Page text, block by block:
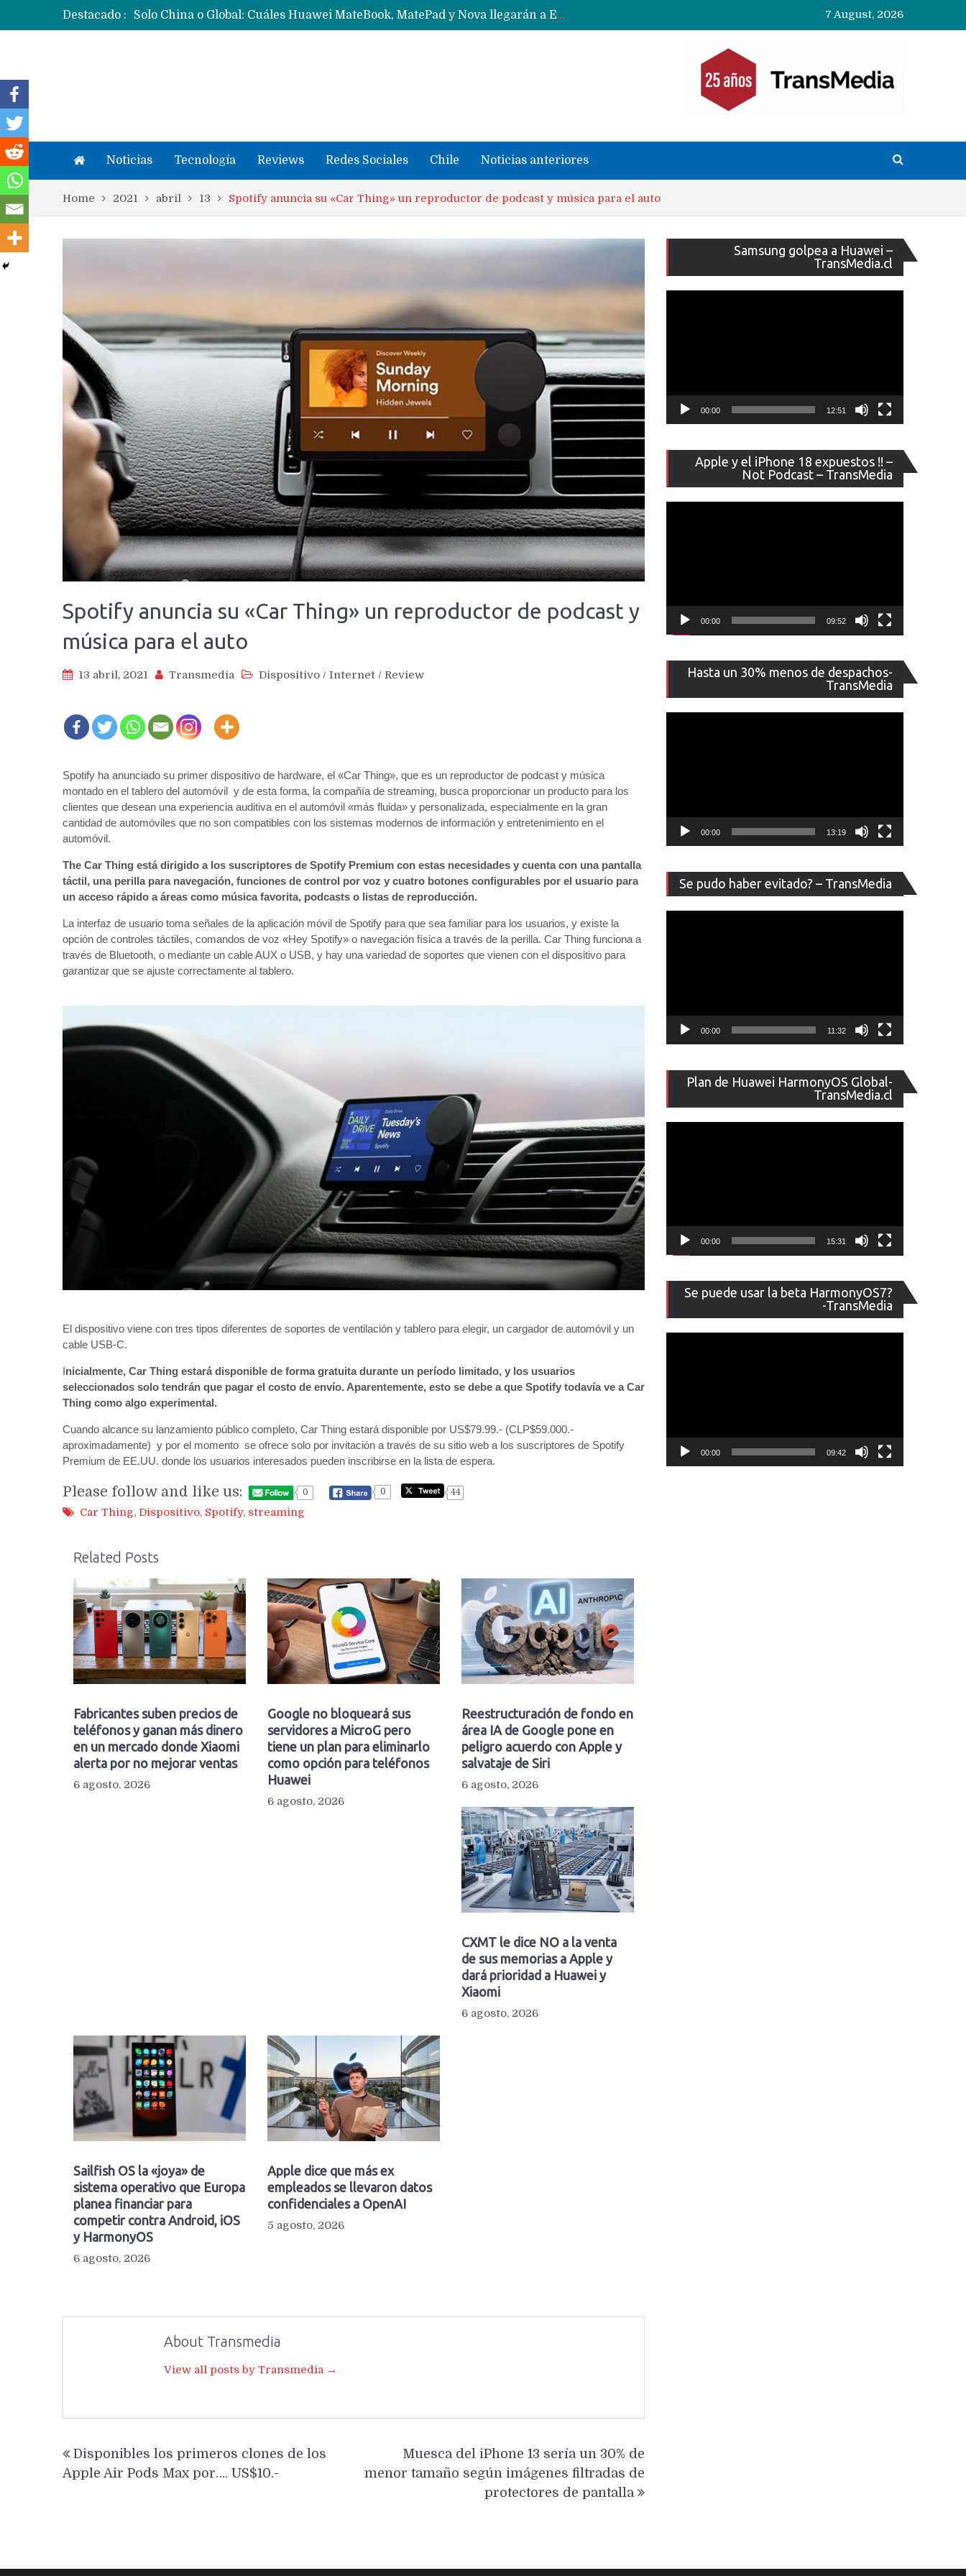
Destacado :
Data Centers de Huawei en Chile, México, Brasil,Perú y Argentina podrían verse afectados por arremetida de EE.UU
Fabricantes suben precios de teléfonos y ganan más dinero en un mercado donde Xiaomi alerta por no mejorar ventas
7 August, 2026
Noticias Tecnología Reviews Redes Sociales Chile Noticias anteriores
Home 2021 abril 13 Spotify anuncia su «Car Thing» un reproductor de podcast y música para el auto
Spotify anuncia su «Car Thing» un reproductor de podcast y
música para el auto
13 abril, 2021 Transmedia Dispositivo / Internet / Review
Spotify ha anunciado su primer dispositivo de hardware, el «Car Thing», que es un reproductor de podcast y música
montado en el tablero del automóvil y de esta forma, la compañía de streaming, busca proporcionar un producto para los
clientes que desean una experiencia auditiva en el automóvil «más fluida» y personalizada, especialmente en la gran
cantidad de automóviles que no son compatibles con los sistemas modernos de información y entretenimiento en el
automóvil.
The Car Thing está dirigido a los suscriptores de Spotify Premium con estas necesidades y cuenta con una pantalla
táctil, una perilla para navegación, funciones de control por voz y cuatro botones configurables por el usuario para
un acceso rápido a áreas como música favorita, podcasts o listas de reproducción.
La interfaz de usuario toma señales de la aplicación móvil de Spotify para que sea familiar para los usuarios, y existe la
opción de controles táctiles, comandos de voz «Hey Spotify» o navegación física a través de la perilla. Car Thing funciona a
través de Bluetooth, o mediante un cable AUX o USB, y hay una variedad de soportes que vienen con el dispositivo para
garantizar que se ajuste correctamente al tablero.
El dispositivo viene con tres tipos diferentes de soportes de ventilación y tablero para elegir, un cargador de automóvil y un
cable USB-C.
nicialmente, Car Thing estará disponible de forma gratuita durante un período limitado, y los usuarios
seleccionados solo tendrán que pagar el costo de envío. Aparentemente, esto se debe a que Spotify todavía ve a Car
Thing como algo experimental.
Cuando alcance su lanzamiento público completo, Car Thing estará disponible por US$79.99.- (CLP$59.000.-
aproximadamente) y por el momento se ofrece solo por invitación a través de su sitio web a los suscriptores de Spotify
Premium de EE.UU. donde los usuarios interesados ​​pueden inscribirse en la lista de espera.
Please follow and like us: 0 0 44
Car Thing, Dispositivo, Spotify, streaming
Related Posts
Fabricantes suben precios de
teléfonos y ganan más dinero
en un mercado donde Xiaomi
alerta por no mejorar ventas
6 agosto, 2026
Google no bloqueará sus
servidores a MicroG pero
tiene un plan para eliminarlo
como opción para teléfonos
Huawei
6 agosto, 2026
Reestructuración de fondo en
área IA de Google pone en
peligro acuerdo con Apple y
salvataje de Siri
6 agosto, 2026
CXMT le dice NO a la venta
de sus memorias a Apple y
dará prioridad a Huawei y
Xiaomi
6 agosto, 2026
Sailfish OS la «joya» de
sistema operativo que Europa
planea financiar para
competir contra Android, iOS
y HarmonyOS
6 agosto, 2026
Apple dice que más ex
empleados se llevaron datos
confidenciales a OpenAI
5 agosto, 2026
About Transmedia
View all posts by Transmedia →
de
Disponibles los primeros clones de los
Apple Air Pods Max por…. US$10.-
Muesca del iPhone 13 sería un 30% de
menor tamaño según imágenes filtradas de
protectores de pantalla
Samsung golpea a Huawei –
TransMedia.cl
de
vídeo
00:00 12:51
Apple y el iPhone 18 expuestos !! –
Not Podcast – TransMedia
de
vídeo
00:00 09:52
Hasta un 30% menos de despachos-
TransMedia
de
vídeo
00:00 13:19
Se pudo haber evitado? – TransMedia
de
vídeo
00:00 11:32
Plan de Huawei HarmonyOS Global-
TransMedia.cl
de
vídeo
00:00 15:31
Se puede usar la beta HarmonyOS7?
-TransMedia
de
vídeo
00:00 09:42